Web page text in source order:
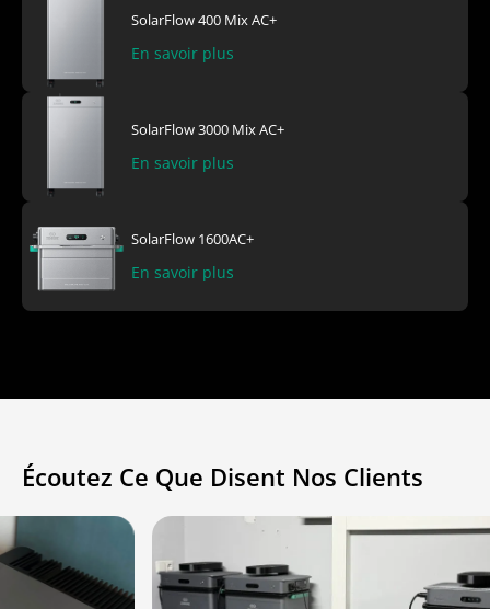
SolarFlow 400 Mix AC+
En savoir plus
SolarFlow 3000 Mix AC+
En savoir plus
SolarFlow 1600AC+
En savoir plus
En savoir plus
En savoir plus
En savoir plus
En savoir plus
Écoutez Ce Que Disent Nos Clients